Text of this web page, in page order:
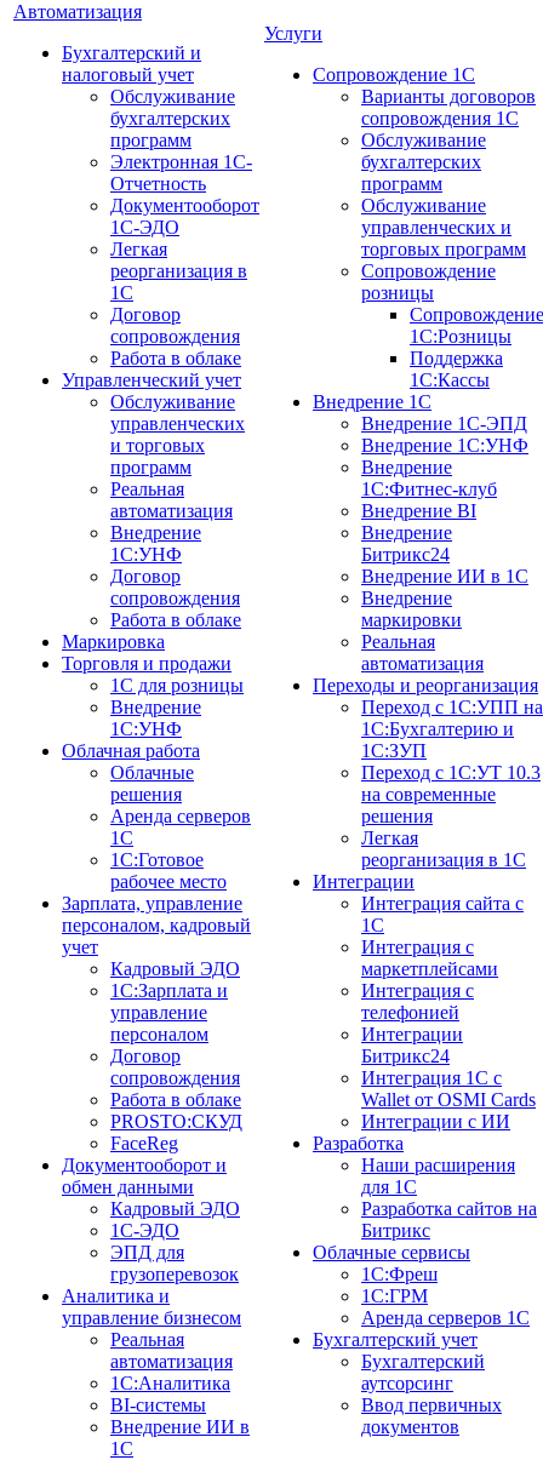
Автоматизация
Бухгалтерский и
налоговый учет
Обслуживание
бухгалтерских
программ
Электронная 1С-
Отчетность
Документооборот
1С-ЭДО
Легкая
реорганизация в
1С
Договор
сопровождения
Работа в облаке
Управленческий учет
Обслуживание
управленческих
и торговых
программ
Реальная
автоматизация
Внедрение
1С:УНФ
Договор
сопровождения
Работа в облаке
Маркировка
Торговля и продажи
1С для розницы
Внедрение
1С:УНФ
Облачная работа
Облачные
решения
Аренда серверов
1С
1C:Готовое
рабочее место
Зарплата, управление
персоналом, кадровый
учет
Кадровый ЭДО
1С:Зарплата и
управление
персоналом
Договор
сопровождения
Работа в облаке
PROSTO:СКУД
FaceReg
Документооборот и
обмен данными
Кадровый ЭДО
1С-ЭДО
ЭПД для
грузоперевозок
Аналитика и
управление бизнесом
Реальная
автоматизация
1С:Аналитика
BI-системы
Внедрение ИИ в
1С
Услуги
Сопровождение 1С
Варианты договоров
сопровождения 1С
Обслуживание
бухгалтерских
программ
Обслуживание
управленческих и
торговых программ
Сопровождение
розницы
Сопровождение
1С:Розницы
Поддержка
1С:Кассы
Внедрение 1С
Внедрение 1С-ЭПД
Внедрение 1С:УНФ
Внедрение
1С:Фитнес-клуб
Внедрение BI
Внедрение
Битрикс24
Внедрение ИИ в 1С
Внедрение
маркировки
Реальная
автоматизация
Переходы и реорганизация
Переход с 1С:УПП на
1С:Бухгалтерию и
1С:ЗУП
Переход с 1С:УТ 10.3
на современные
решения
Легкая
реорганизация в 1С
Интеграции
Интеграция сайта с
1С
Интеграция с
маркетплейсами
Интеграция с
телефонией
Интеграции
Битрикс24
Интеграция 1С с
Wallet от OSMI Cards
Интеграции с ИИ
Разработка
Наши расширения
для 1С
Разработка сайтов на
Битрикс
Облачные сервисы
1С:Фреш
1С:ГРМ
Аренда серверов 1С
Бухгалтерский учет
Бухгалтерский
аутсорсинг
Ввод первичных
документов